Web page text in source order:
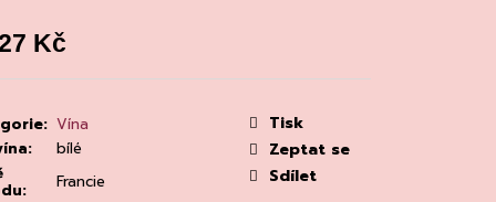
Kč
: Vína
:
bílé
:
Francie
Tisk
Zeptat se
Sdílet